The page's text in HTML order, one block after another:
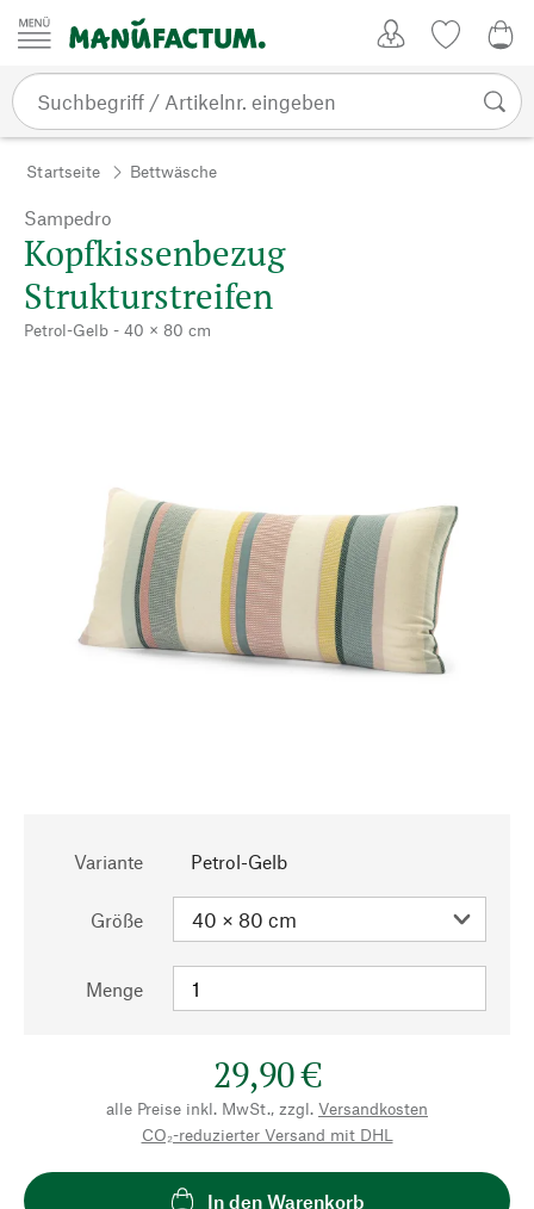
Zum Inhalt springen
Startseite Bettwäsche
Sampedro
Kopfkissenbezug
Strukturstreifen
Petrol-Gelb - 40 × 80 cm
Variante Petrol-Gelb
Größe
Menge
29,90 €
alle Preise inkl. MwSt., zzgl. Versandkosten
CO₂-reduzierter Versand mit DHL
In den Warenkorb